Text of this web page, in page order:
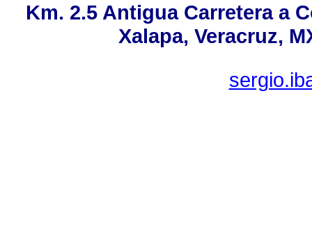
Km. 2.5 Antigua Carretera a
Xalapa, Veracruz,